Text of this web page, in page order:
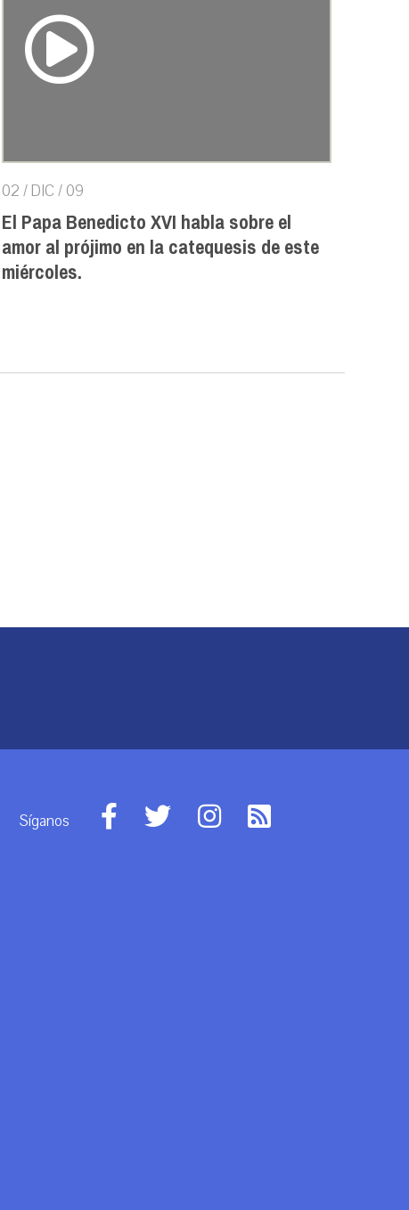
02 / DIC / 09
El Papa Benedicto XVI habla sobre el
amor al prójimo en la catequesis de este
miércoles.
Síganos